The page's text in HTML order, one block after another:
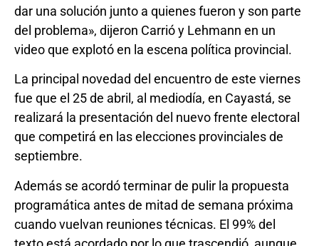
dar una solución junto a quienes fueron y son parte
del problema», dijeron Carrió y Lehmann en un
video que explotó en la escena política provincial.
La principal novedad del encuentro de este viernes
fue que el 25 de abril, al mediodía, en Cayastá, se
realizará la presentación del nuevo frente electoral
que competirá en las elecciones provinciales de
septiembre.
Además se acordó terminar de pulir la propuesta
programática antes de mitad de semana próxima
cuando vuelvan reuniones técnicas. El 99% del